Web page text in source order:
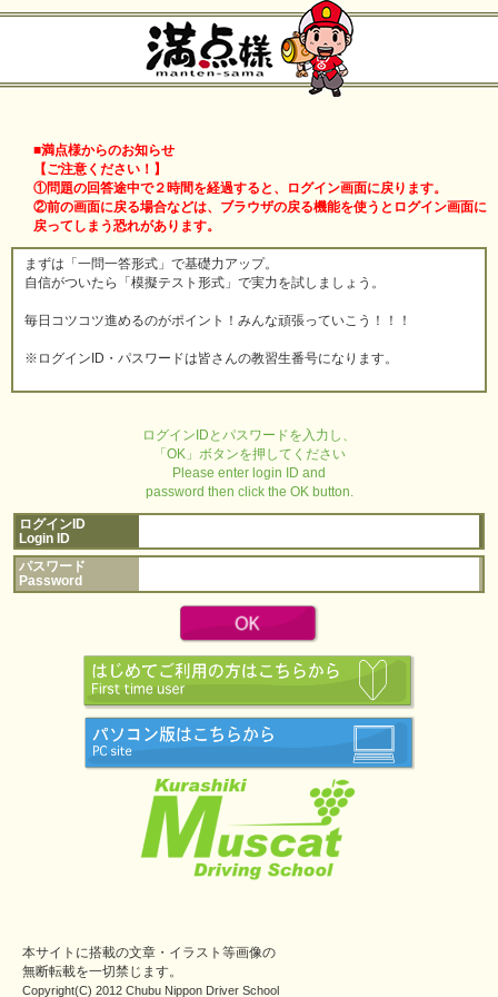
■満点様からのお知らせ
【ご注意ください！】
①問題の回答途中で２時間を経過すると、ログイン画面に戻ります。
②前の画面に戻る場合などは、ブラウザの戻る機能を使うとログイン画面に
戻ってしまう恐れがあります。
まずは「一問一答形式」で基礎力アップ。
自信がついたら「模擬テスト形式」で実力を試しましょう。
毎日コツコツ進めるのがポイント！みんな頑張っていこう！！！
※ログインID・パスワードは皆さんの教習生番号になります。
ログインIDとパスワードを入力し、
「OK」ボタンを押してください
Please enter login ID and
password then click the OK button.
ログインID
Login ID
パスワード
Password
本サイトに搭載の文章・イラスト等画像の
無断転載を一切禁じます。
Copyright(C) 2012 Chubu Nippon Driver School